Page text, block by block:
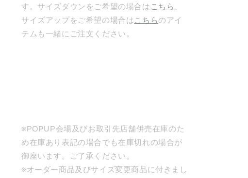
す。サイズダウンをご希望の場合は こちら
サイズアップをご希望の場合は こちらのアイ
テムも一緒にご注文ください。
※POPUP会場及びお取引先店舗併売在庫のた
め在庫あり表記の場合でも在庫切れの場合が
御座います。ご了承ください。
※オーダー商品及びサイズ変更商品に付きまし